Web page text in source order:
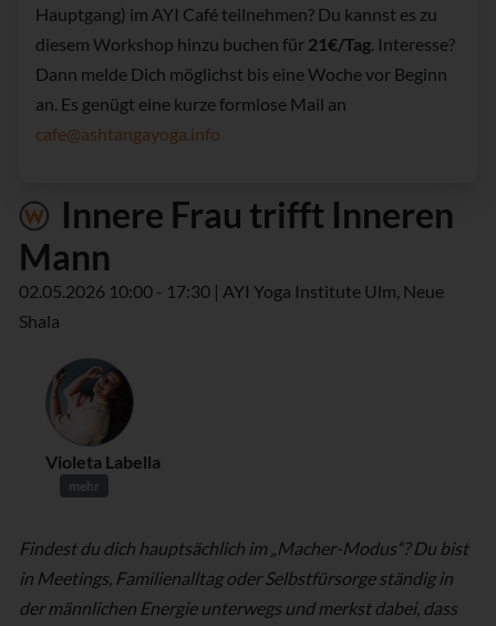
Hauptgang) im AYI Café teilnehmen? Du kannst es zu
diesem Workshop hinzu buchen für 21€/Tag . Interesse?
Dann melde Dich möglichst bis eine Woche vor Beginn
an. Es genügt eine kurze formlose Mail an
cafe@ashtangayoga.info
Innere Frau trifft Inneren
Mann
02.05.2026 10:00 - 17:30 | AYI Yoga Institute Ulm, Neue
Shala
Violeta Labella
mehr
Findest du dich hauptsächlich im „Macher-Modus“? Du bist
in Meetings, Familienalltag oder Selbstfürsorge ständig in
der männlichen Energie unterwegs und merkst dabei, dass